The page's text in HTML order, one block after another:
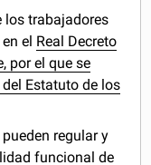
los trabajadores
el Real Decreto
por el que se
Estatuto de los
pueden regular y
funcional de